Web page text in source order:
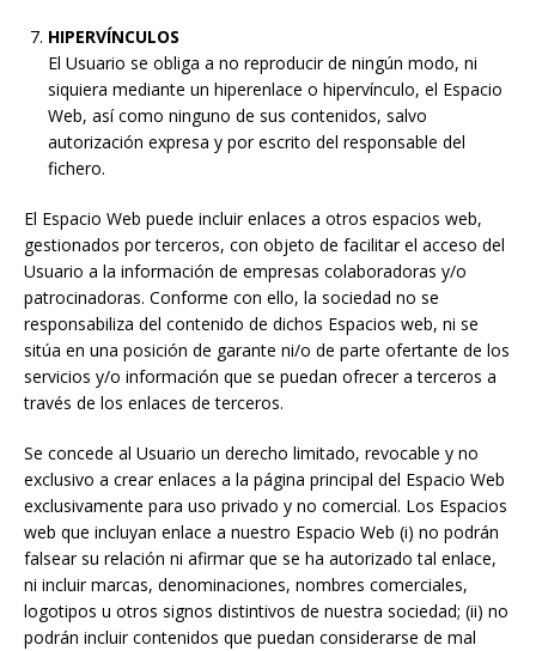
HIPERVÍNCULOS
El Usuario se obliga a no reproducir de ningún modo, ni
siquiera mediante un hiperenlace o hipervínculo, el Espacio
Web, así como ninguno de sus contenidos, salvo
autorización expresa y por escrito del responsable del
fichero.
El Espacio Web puede incluir enlaces a otros espacios web,
gestionados por terceros, con objeto de facilitar el acceso del
Usuario a la información de empresas colaboradoras y/o
patrocinadoras. Conforme con ello, la sociedad no se
responsabiliza del contenido de dichos Espacios web, ni se
sitúa en una posición de garante ni/o de parte ofertante de los
servicios y/o información que se puedan ofrecer a terceros a
través de los enlaces de terceros.
Se concede al Usuario un derecho limitado, revocable y no
exclusivo a crear enlaces a la página principal del Espacio Web
exclusivamente para uso privado y no comercial. Los Espacios
web que incluyan enlace a nuestro Espacio Web (i) no podrán
falsear su relación ni afirmar que se ha autorizado tal enlace,
ni incluir marcas, denominaciones, nombres comerciales,
logotipos u otros signos distintivos de nuestra sociedad; (ii) no
podrán incluir contenidos que puedan considerarse de mal